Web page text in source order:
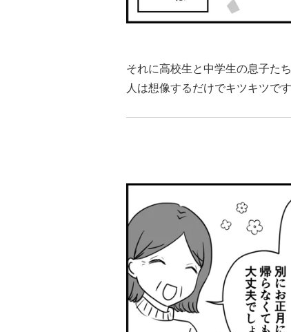
それに高校生と中学生の息子た
人は想像するだけでキツキツです